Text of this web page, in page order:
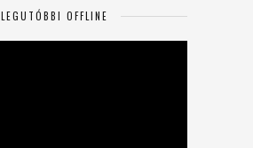
LEGUTÓBBI OFFLINE